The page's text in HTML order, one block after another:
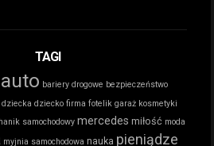
TAGI
auto bariery drogowe bezpieczeństwo
dziecko firma fotelik garaż kosmetyki
samochodowy mercedes miłość moda
myjnia samochodowa nauka pieniądze